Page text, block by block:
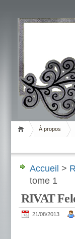
À propos
Accueil >
tome 1
RIVAT
21/08/2013